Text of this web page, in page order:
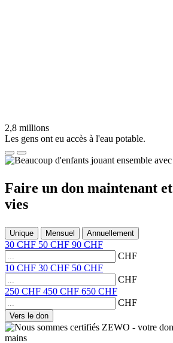
2,8 millions
Les gens ont eu accès à l'eau potable.
Faire un don maintenant et
vies
Unique Mensuel Annuellement
30 CHF 50 CHF 90 CHF
CHF
10 CHF 30 CHF 50 CHF
CHF
250 CHF 450 CHF 650 CHF
CHF
Vers le don